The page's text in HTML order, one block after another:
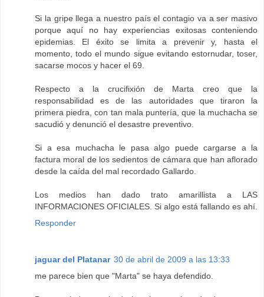
Si la gripe llega a nuestro país el contagio va a ser masivo
porque aquí no hay experiencias exitosas conteniendo
epidemias. El éxito se limita a prevenir y, hasta el
momento, todo el mundo sigue evitando estornudar, toser,
sacarse mocos y hacer el 69.
Respecto a la crucifixión de Marta creo que la
responsabilidad es de las autoridades que tiraron la
primera piedra, con tan mala puntería, que la muchacha se
sacudió y denunció el desastre preventivo.
Si a esa muchacha le pasa algo puede cargarse a la
factura moral de los sedientos de cámara que han aflorado
desde la caída del mal recordado Gallardo.
Los medios han dado trato amarillista a LAS
INFORMACIONES OFICIALES. Si algo está fallando es ahí.
Responder
jaguar del Platanar 30 de abril de 2009 a las 13:33
me parece bien que "Marta" se haya defendido.